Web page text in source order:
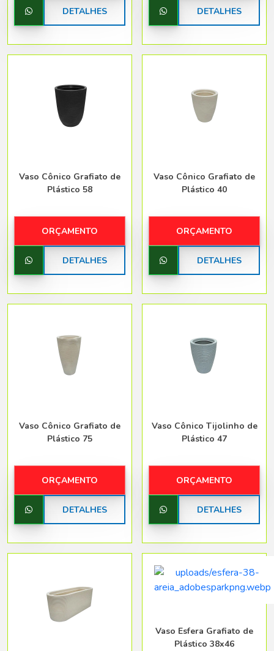
DETALHES DETALHES
Vaso Cônico Grafiato de
Plástico 58
ORÇAMENTO
DETALHES
Vaso Cônico Grafiato de
Plástico 40
ORÇAMENTO
DETALHES
Vaso Cônico Grafiato de
Plástico 75
ORÇAMENTO
DETALHES
Vaso Cônico Tijolinho de
Plástico 47
ORÇAMENTO
DETALHES
Vaso Esfera Grafiato de
Plástico 38x46